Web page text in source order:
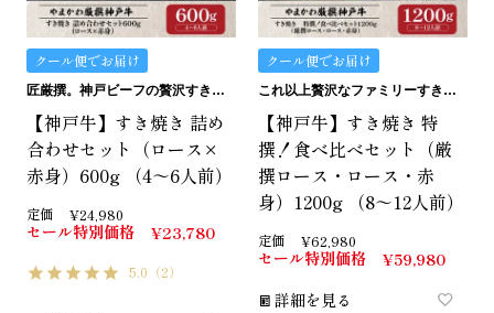
クール便でお届け
匠厳撰。神戸ビーフの贅沢すき焼きセットです。
【神戸牛】すき焼き 詰め
合わせセット（ロース×
赤身）600g （4～6人前）
定価 ¥24,980
セール特別価格 ¥23,780
5.0 （2）
クール便でお届け
これ以上贅沢なファミリーすき焼きはありません。
【神戸牛】すき焼き 特
撰！食べ比べセット（厳
撰ロース・ロース・赤
身）1200g （8～12人前）
定価 ¥62,980
セール特別価格 ¥59,980
詳細を見る